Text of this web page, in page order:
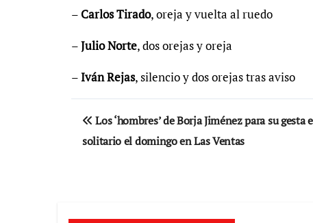
– Carlos Tirado, oreja y vuelta al ruedo
–Julio Norte, dos orejas y oreja
–Iván Rejas, silencio y dos orejas tras aviso
Navegación
de
Los ‘hombres’ de Borja Jiménez para su gesta
solitario el domingo en Las Ventas